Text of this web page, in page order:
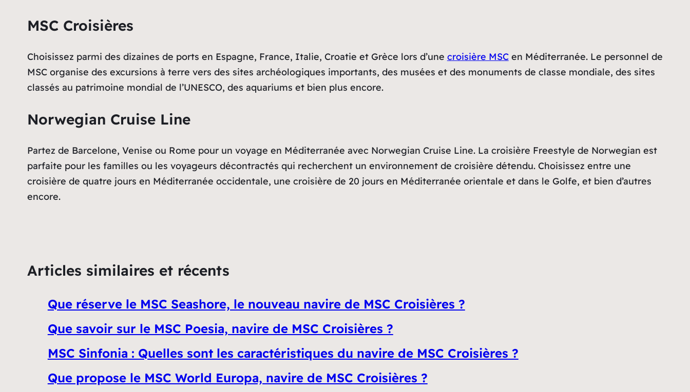
MSC Croisières
Choisissez parmi des dizaines de ports en Espagne, France, Italie, Croatie et Grèce lors d’une croisière MSCen Méditerranée. Le personnel de
MSC organise des excursions à terre vers des sites archéologiques importants, des musées et des monuments de classe mondiale, des sites
classés au patrimoine mondial de l’UNESCO, des aquariums et bien plus encore.
Norwegian Cruise Line
Partez de Barcelone, Venise ou Rome pour un voyage en Méditerranée avec Norwegian Cruise Line. La croisière Freestyle de Norwegian est
parfaite pour les familles ou les voyageurs décontractés qui recherchent un environnement de croisière détendu. Choisissez entre une
croisière de quatre jours en Méditerranée occidentale, une croisière de 20 jours en Méditerranée orientale et dans le Golfe, et bien d’autres
encore.
Articles similaires et récents
Que réserve le MSC Seashore, le nouveau navire de MSC Croisières ?
Que savoir sur le MSC Poesia, navire de MSC Croisières ?
MSC Sinfonia : Quelles sont les caractéristiques du navire de MSC Croisières ?
Que propose le MSC World Europa, navire de MSC Croisières ?